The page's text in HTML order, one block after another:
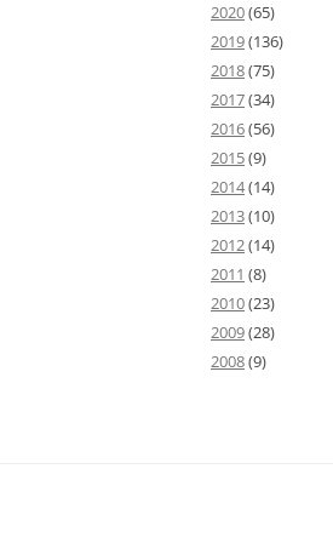
2020(65)
2019(136)
2018(75)
2017(34)
2016(56)
2015(9)
2014(14)
2013(10)
2012(14)
2011 (8)
2010(23)
2009(28)
2008(9)